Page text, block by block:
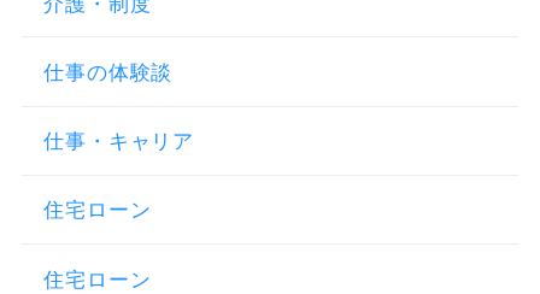
仕事の体験談
仕事・キャリア
住宅ローン
住宅ローン